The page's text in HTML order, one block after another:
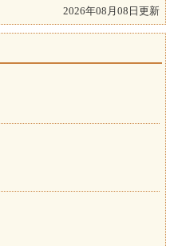
2026年08月08日更新